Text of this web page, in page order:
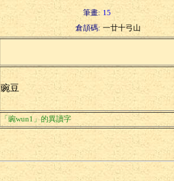
筆畫: 15
倉頡碼: 一廿十弓山
豌豆
「豌wun1」的異讀字